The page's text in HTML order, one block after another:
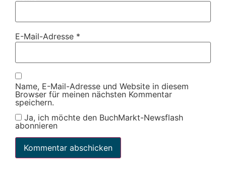
E-Mail-Adresse *
Name, E-Mail-Adresse und Website in diesem
Browser für meinen nächsten Kommentar
speichern.
Ja, ich möchte den BuchMarkt-Newsflash
abonnieren